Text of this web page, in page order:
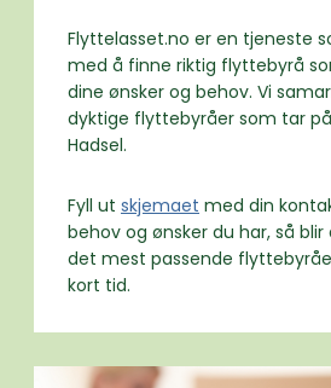
Flyttelasset.no er en tjeneste
med å finne riktig flyttebyrå
dine ønsker og behov. Vi
dyktige flyttebyråer som tar
Hadsel.
Fyll ut skjemaet med din
behov og ønsker du har, så
det mest passende
kort tid.